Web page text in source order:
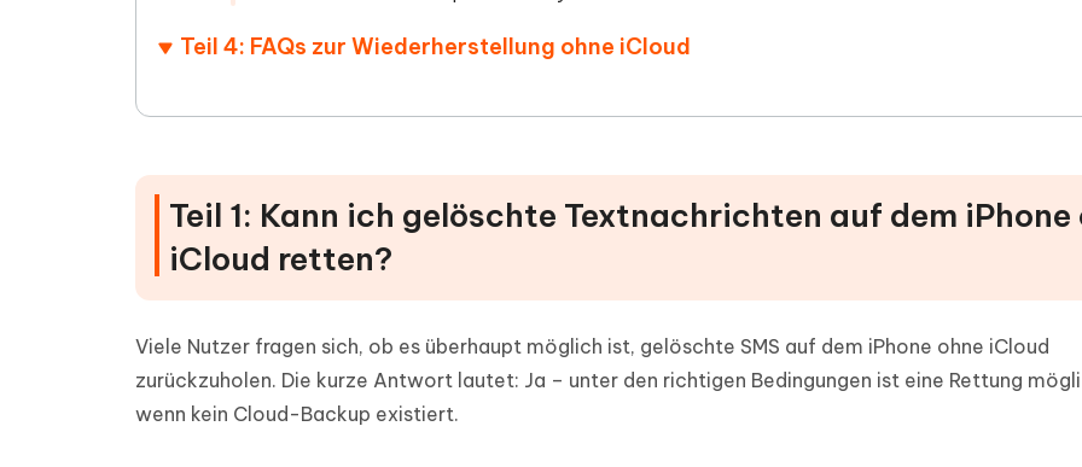
Teil 4: FAQs zur Wiederherstellung ohne iCloud
Teil 1: Kann ich gelöschte Textnachrichten auf dem iPhone
iCloud retten?
Viele Nutzer fragen sich, ob es überhaupt möglich ist, gelöschte SMS auf dem iPhone ohne iCloud
zurückzuholen. Die kurze Antwort lautet: Ja – unter den richtigen Bedingungen ist eine Rettung
wenn kein Cloud-Backup existiert.